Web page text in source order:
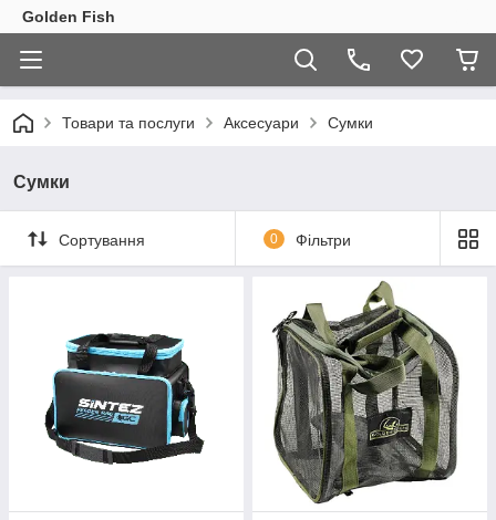
Golden Fish
Товари та послуги Аксесуари Сумки
Сумки
Сортування 0 Фільтри